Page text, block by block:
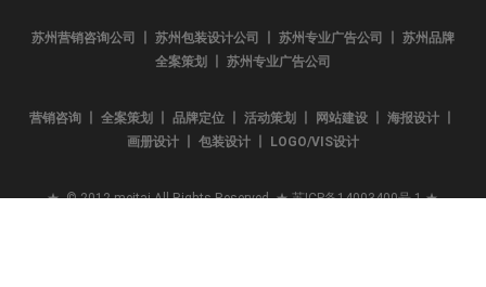
苏州营销咨询公司 丨 苏州包装设计公司 丨 苏州专业广告公司 丨 苏州品牌
全案策划 丨 苏州专业广告公司
营销咨询 丨 全案策划 丨 品牌定位 丨 活动策划 丨 网站建设 丨 海报设计 丨
画册设计 丨 包装设计 丨 LOGO/VIS设计
★ © 2012 meitai All Rights Reserved. ★苏ICP备14003400号-1★